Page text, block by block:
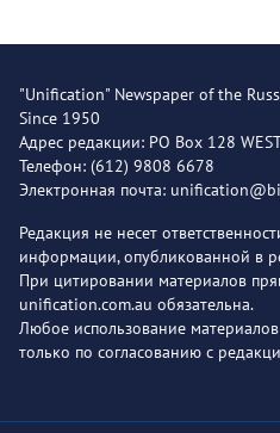
"Unification" Newspaper of the
Since 1950
Адрес редакции: PO Box 128
Телефон: (612) 9808 6678
Электронная почта:
Редакция не несет
информации, опубликованной в
При цитировании материалов
unification.com.au обязательна.
Любое использование
только по согласованию с